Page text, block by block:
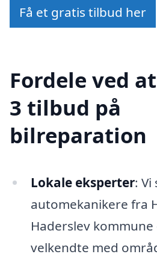
Få et gratis tilbud her
Fordele ved
3 tilbud på
bilreparation
Lokale eksperter: Vi
automekanikere fra
Haderslev
velkendte med